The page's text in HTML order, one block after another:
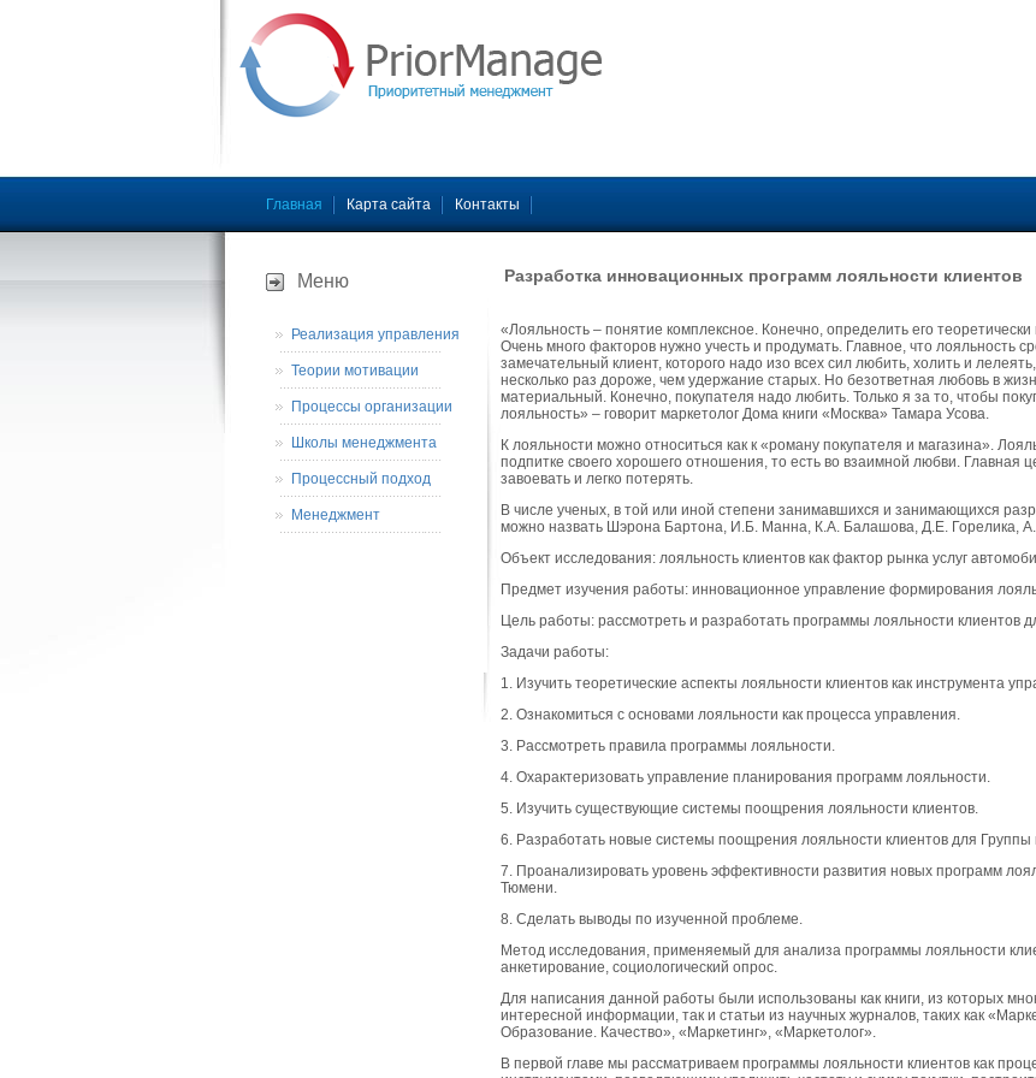
Главная Карта сайта Контакты
Разработка инновационных программ лояльности клиентов
«Лояльность – понятие комплексное. Конечно, определить его
Очень много факторов нужно учесть и продумать. Главное, что лояльность
замечательный клиент, которого надо изо всех сил любить, холить и
несколько раз дороже, чем удержание старых. Но безответная любовь в
материальный. Конечно, покупателя надо любить. Только я за то, чтобы
лояльность» – говорит маркетолог Дома книги «Москва» Тамара Усова.
К лояльности можно относиться как к «роману покупателя и магазина».
подпитке своего хорошего отношения, то есть во взаимной любви. Главная
завоевать и легко потерять.
В числе ученых, в той или иной степени занимавшихся и занимающихся
можно назвать Шэрона Бартона, И.Б. Манна, К.А. Балашова, Д.Е. Горелика,
Объект исследования: лояльность клиентов как фактор рынка услуг
Предмет изучения работы: инновационное управление формирования
Цель работы: рассмотреть и разработать программы лояльности клиентов
Задачи работы:
1. Изучить теоретические аспекты лояльности клиентов как инструмента
2. Ознакомиться с основами лояльности как процесса управления.
3. Рассмотреть правила программы лояльности.
4. Охарактеризовать управление планирования программ лояльности.
5. Изучить существующие системы поощрения лояльности клиентов.
6. Разработать новые системы поощрения лояльности клиентов для Группы
7. Проанализировать уровень эффективности развития новых программ
Тюмени.
8. Сделать выводы по изученной проблеме.
Метод исследования, применяемый для анализа программы лояльности
анкетирование, социологический опрос.
Для написания данной работы были использованы как книги, из которых
интересной информации, так и статьи из научных журналов, таких как
Образование. Качество», «Маркетинг», «Маркетолог».
В первой главе мы рассматриваем программы лояльности клиентов как
Меню
Реализация управления
Теории мотивации
Процессы организации
Школы менеджмента
Процессный подход
Менеджмент